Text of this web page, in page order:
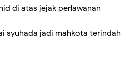
di atas jejak perlawanan
syuhada jadi mahkota terindah